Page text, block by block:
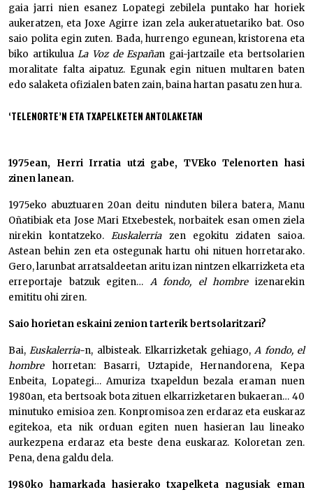
gaia jarri nien esanez Lopategi zebilela puntako har horiek
aukeratzen, eta Joxe Agirre izan zela aukeratuetariko bat. Oso
saio polita egin zuten. Bada, hurrengo egunean, kristorena eta
biko artikuluaLa Voz de Españan gai-jartzaile eta bertsolarien
moralitate falta aipatuz. Egunak egin nituen multaren baten
edo salaketa ofizialen baten zain, baina hartan pasatu zen hura.
‘TELENORTE’N ETA TXAPELKETEN ANTOLAKETAN
1975ean, Herri Irratia utzi gabe, TVEko Telenorten hasi
zinen lanean.
1975eko abuztuaren 20an deitu ninduten bilera batera, Manu
Oñatibiak eta Jose Mari Etxebestek, norbaitek esan omen ziela
nirekin kontatzeko.Euskalerriazen egokitu zidaten saioa.
Astean behin zen eta ostegunak hartu ohi nituen horretarako.
Gero, larunbat arratsaldeetan aritu izan nintzen elkarrizketa eta
erreportaje batzuk egiten… A fondo, el hombreizenarekin
emititu ohi ziren.
Saio horietan eskaini zenion tarterik bertsolaritzari?
Bai,Euskalerria-n, albisteak. Elkarrizketak gehiago,A fondo, el
hombrehorretan: Basarri, Uztapide, Hernandorena, Kepa
Enbeita, Lopategi… Amuriza txapeldun bezala eraman nuen
1980an, eta bertsoak bota zituen elkarrizketaren bukaeran… 40
minutuko emisioa zen. Konpromisoa zen erdaraz eta euskaraz
egitekoa, eta nik orduan egiten nuen hasieran lau lineako
aurkezpena erdaraz eta beste dena euskaraz. Koloretan zen.
Pena, dena galdu dela.
1980ko hamarkada hasierako txapelketa nagusiak eman